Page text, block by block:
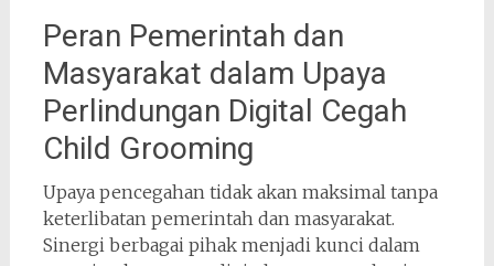
Peran Pemerintah dan
Masyarakat dalam Upaya
Perlindungan Digital Cegah
Child Grooming
Upaya pencegahan tidak akan maksimal tanpa
keterlibatan pemerintah dan masyarakat.
Sinergi berbagai pihak menjadi kunci dalam